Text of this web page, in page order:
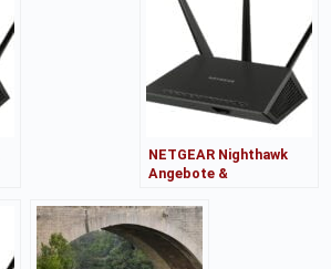
NETGEAR Nighthawk
Angebote &